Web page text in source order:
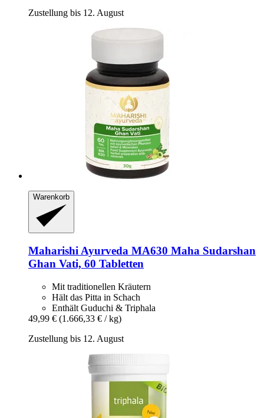
Zustellung bis 12. August
Warenkorb
Maharishi Ayurveda MA630 Maha Sudarshan
Ghan Vati, 60 Tabletten
Mit traditionellen Kräutern
Hält das Pitta in Schach
Enthält Guduchi & Triphala
49,99 € (1.666,33 € / kg)
Zustellung bis 12. August